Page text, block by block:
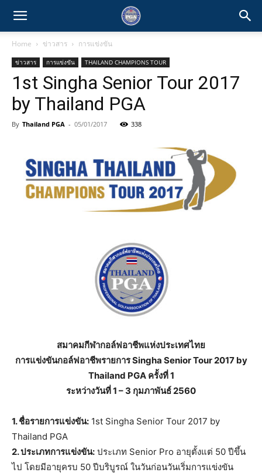
Home ข่าวสาร การแข่งขัน
ข่าวสาร การแข่งขัน THAILAND CHAMPIONS TOUR
1st Singha Senior Tour 2017
by Thailand PGA
By Thailand PGA - 05/01/2017 338
สมาคมกีฬากอล์ฟอาชีพแห่งประเทศไทย
การแข่งขันกอล์ฟอาชีพรายการ Singha Senior Tour 2017 by
Thailand PGA ครั้งที่ 1
ระหว่างวันที่ 1 – 3 กุมภาพันธ์ 2560
1. ชื่อรายการแข่งขัน: 1st Singha Senior Tour 2017 by
Thailand PGA
2. ประเภทการแข่งขัน: ประเภท Senior Pro อายุตั้งแต่ 50 ปีขึ้น
ไป โดยมีอายุครบ 50 ปีบริบูรณ์ ในวันก่อนวันเริ่มการแข่งขัน